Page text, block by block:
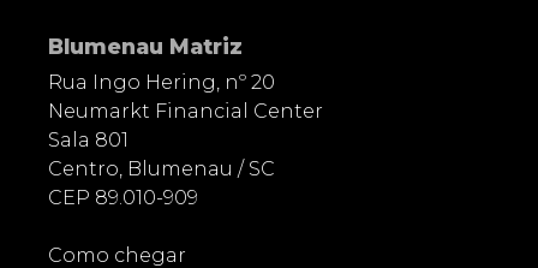
Blumenau Matriz
Rua Ingo Hering, nº 20
Neumarkt Financial Center
Sala 801
Centro, Blumenau / SC
CEP 89.010-909
Como chegar